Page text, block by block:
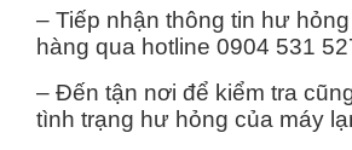
– Tiếp nhận thông tin hư
hàng qua hotline 0904 531
– Đến tận nơi để kiểm tra
tình trạng hư hỏng của máy